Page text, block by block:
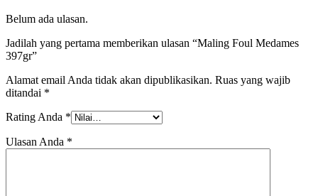
Belum ada ulasan.
Jadilah yang pertama memberikan ulasan “Maling Foul Medames
397gr”
Alamat email Anda tidak akan dipublikasikan. Ruas yang wajib
ditandai *
Rating Anda *
Ulasan Anda *